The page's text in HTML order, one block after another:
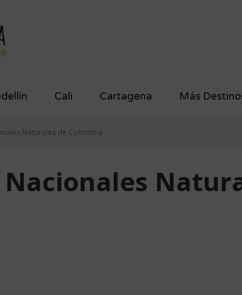
Cali Cartagena Más
Naturales de Colombia